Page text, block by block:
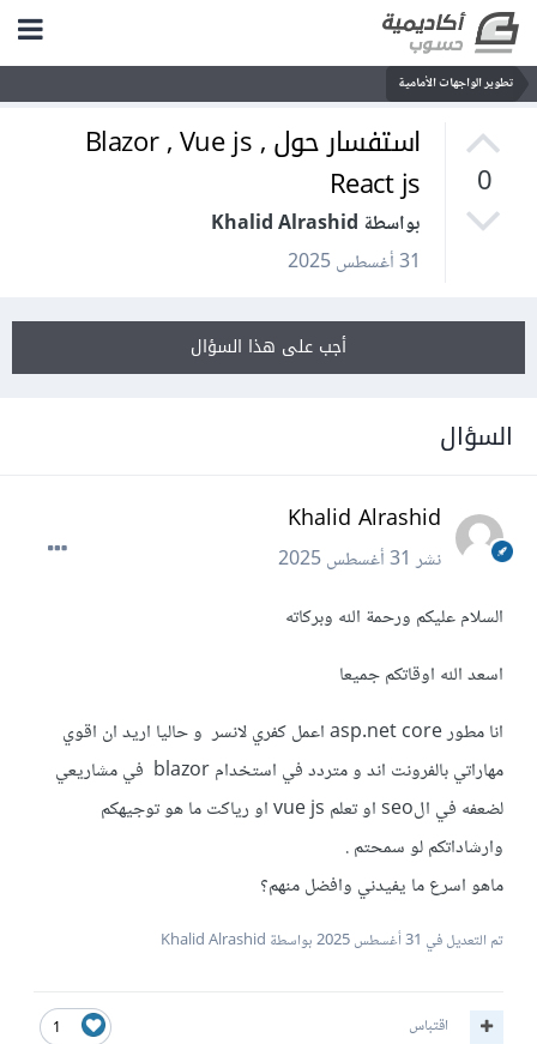
تطوير الواجهات الأمامية
0
استفسار حول Blazor , Vue js ,
React js
بواسطة Khalid Alrashid
31 أغسطس 2025
أجب على هذا السؤال
السؤال
Khalid Alrashid
نشر31 أغسطس 2025
السلام عليكم ورحمة الله وبركاته
اسعد الله اوقاتكم جميعا
انا مطور asp.net core اعمل كفري لانسر و حاليا اريد ان اقوي
مهاراتي بالفرونت اند و متردد في استخدام blazor في مشاريعي
لضعفه في الseo او تعلم vue js او رياكت ما هو توجيهكم
وارشاداتكم لو سمحتم .
ماهو اسرع ما يفيدني وافضل منهم؟
تم التعديل في 31 أغسطس 2025 بواسطة Khalid Alrashid
1 اقتباس